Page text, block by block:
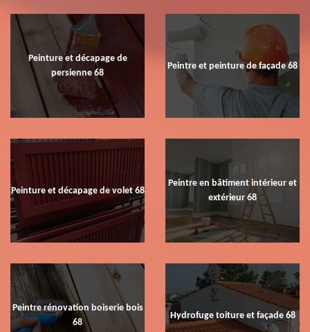
Peinture et décapage de
persienne 68
Peintre et peinture de façade 68
Peinture et décapage de volet 68
Peintre en bâtiment intérieur et
extérieur 68
Peintre rénovation boiserie bois
68
Hydrofuge toiture et façade 68